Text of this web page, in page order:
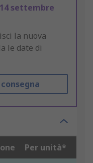
14 settembre
la nuova
le date di
Per unità*